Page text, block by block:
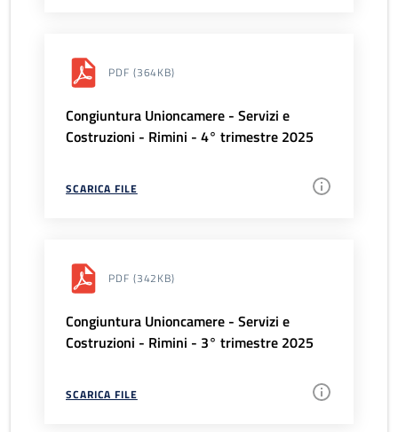
PDF (364KB)
Congiuntura Unioncamere - Servizi e
Costruzioni - Rimini - 4° trimestre 2025
SCARICA FILE
PDF (342KB)
Congiuntura Unioncamere - Servizi e
Costruzioni - Rimini - 3° trimestre 2025
SCARICA FILE